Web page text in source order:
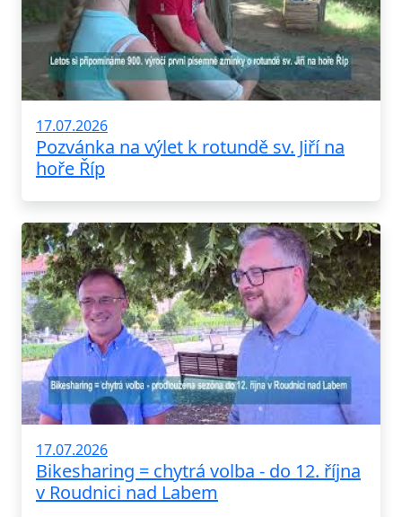
17.07.2026
Pozvánka na výlet k rotundě sv. Jiří na
hoře Říp
17.07.2026
Bikesharing = chytrá volba - do 12. října
v Roudnici nad Labem